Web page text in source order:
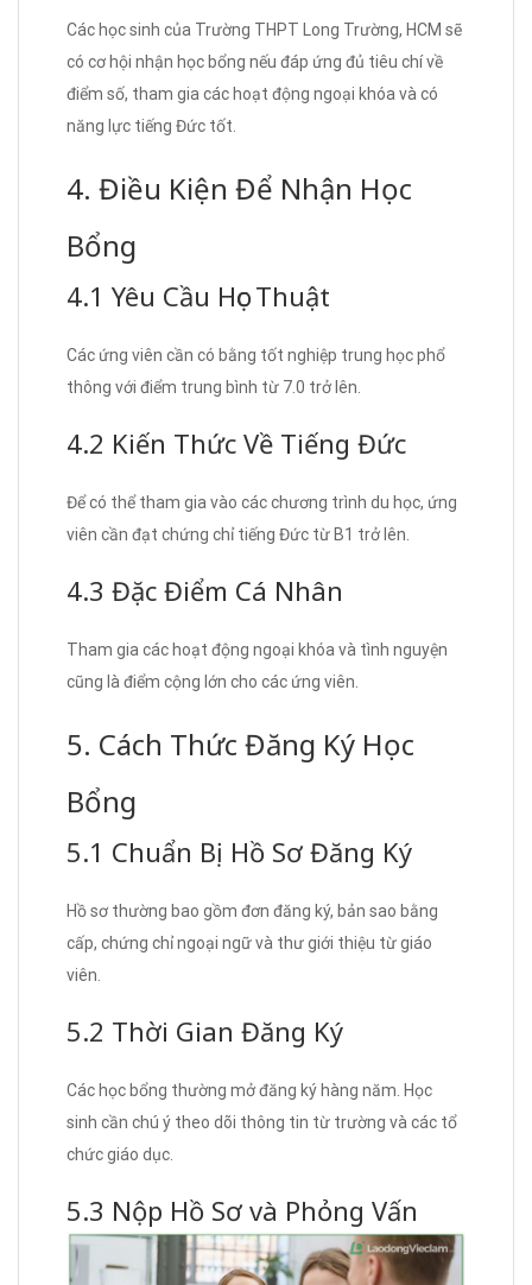
Các học sinh của Trường THPT Long Trường, HCM sẽ
có cơ hội nhận học bổng nếu đáp ứng đủ tiêu chí về
điểm số, tham gia các hoạt động ngoại khóa và có
năng lực tiếng Đức tốt.
4. Điều Kiện Để Nhận Học
Bổng
4.1 Yêu Cầu Học Thuật
Các ứng viên cần có bằng tốt nghiệp trung học phổ
thông với điểm trung bình từ 7.0 trở lên.
4.2 Kiến Thức Về Tiếng Đức
Để có thể tham gia vào các chương trình du học, ứng
viên cần đạt chứng chỉ tiếng Đức từ B1 trở lên.
4.3 Đặc Điểm Cá Nhân
Tham gia các hoạt động ngoại khóa và tình nguyện
cũng là điểm cộng lớn cho các ứng viên.
5. Cách Thức Đăng Ký Học
Bổng
5.1 Chuẩn Bị Hồ Sơ Đăng Ký
Hồ sơ thường bao gồm đơn đăng ký, bản sao bằng
cấp, chứng chỉ ngoại ngữ và thư giới thiệu từ giáo
viên.
5.2 Thời Gian Đăng Ký
Các học bổng thường mở đăng ký hàng năm. Học
sinh cần chú ý theo dõi thông tin từ trường và các tổ
chức giáo dục.
5.3 Nộp Hồ Sơ và Phỏng Vấn